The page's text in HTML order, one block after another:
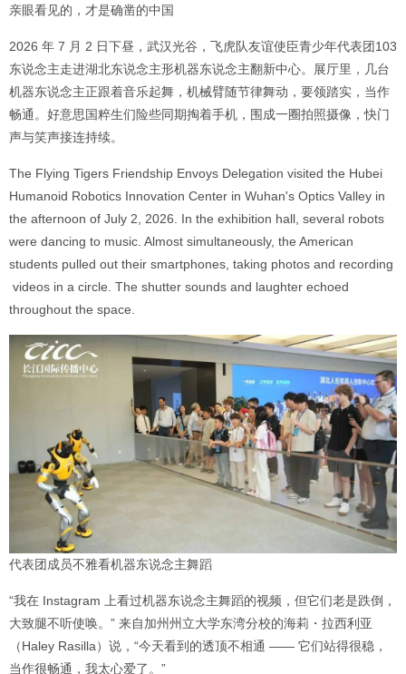
亲眼看见的，才是确凿的中国
2026 年 7 月 2 日下昼，武汉光谷，飞虎队友谊使臣青少年代表团103
东说念主走进湖北东说念主形机器东说念主翻新中心。展厅里，几台
机器东说念主正跟着音乐起舞，机械臂随节律舞动，要领踏实，当作
畅通。好意思国粹生们险些同期掏着手机，围成一圈拍照摄像，快门
声与笑声接连持续。
The Flying Tigers Friendship Envoys Delegation visited the Hubei
Humanoid Robotics Innovation Center in Wuhan's Optics Valley in
the afternoon of July 2, 2026. In the exhibition hall, several robots
were dancing to music. Almost simultaneously, the American
students pulled out their smartphones, taking photos and recording
videos in a circle. The shutter sounds and laughter echoed
throughout the space.
代表团成员不雅看机器东说念主舞蹈
“我在 Instagram 上看过机器东说念主舞蹈的视频，但它们老是跌倒，
大致腿不听使唤。” 来自加州州立大学东湾分校的海莉・拉西利亚
（Haley Rasilla）说，“今天看到的透顶不相通 —— 它们站得很稳，
当作很畅通，我太心爱了。”